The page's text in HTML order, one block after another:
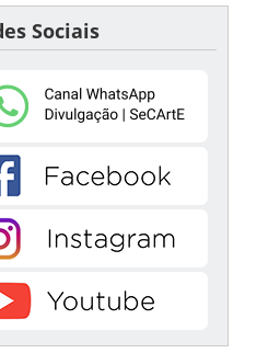
Sociais